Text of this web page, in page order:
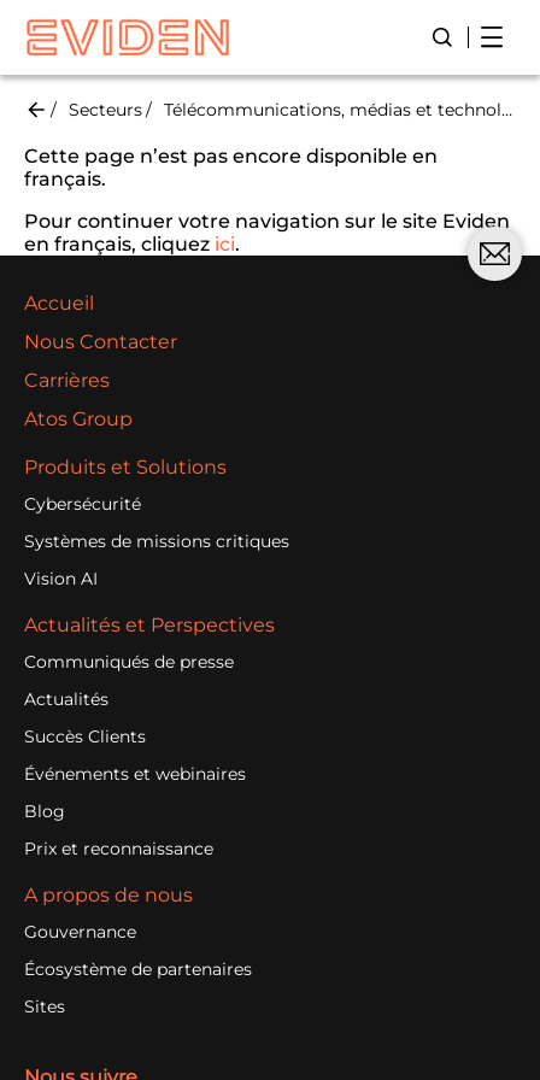
Skip
main
Lancer/
Secteurs Télécommunications, médias et technologies
Cette page n’est pas encore disponible en
français.
Pour continuer votre navigation sur le site Eviden
en français, cliquez ici.
Accueil
Nous Contacter
Carrières
Atos Group
Produits et Solutions
Cybersécurité
Systèmes de missions critiques
Vision AI
Actualités et Perspectives
Communiqués de presse
Actualités
Succès Clients
Événements et webinaires
Blog
Prix et reconnaissance
A propos de nous
Gouvernance
Écosystème de partenaires
Sites